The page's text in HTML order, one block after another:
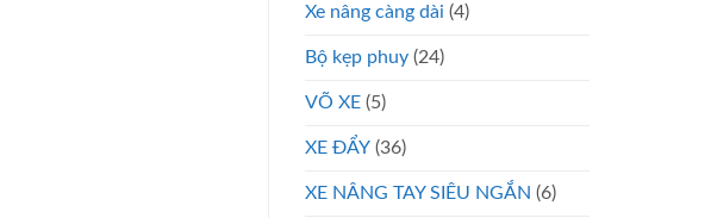
Xe nâng càng dài (4)
Bộ kẹp phuy (24)
VÕ XE (5)
XE ĐẨY (36)
XE NÂNG TAY SIÊU NGẮN (6)